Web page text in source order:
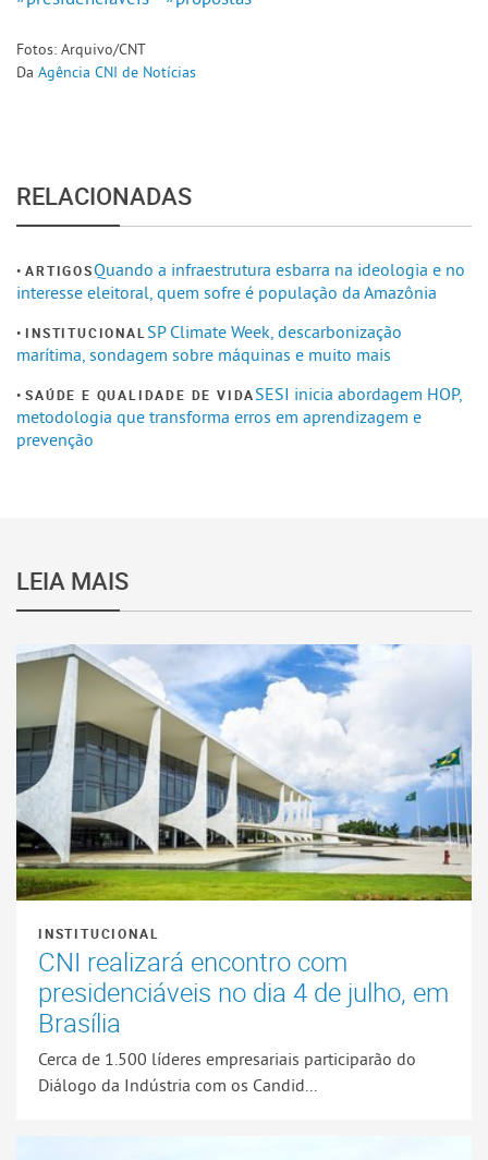
Fotos: Arquivo/CNT
Da Agência CNI de Notícias
RELACIONADAS
ARTIGOSQuando a infraestrutura esbarra na ideologia e no
interesse eleitoral, quem sofre é população da Amazônia
INSTITUCIONAL SP Climate Week, descarbonização
marítima, sondagem sobre máquinas e muito mais
SAÚDE E QUALIDADE DE VIDASESI inicia abordagem HOP,
metodologia que transforma erros em aprendizagem e
prevenção
LEIA MAIS
INSTITUCIONAL
CNI realizará encontro com
presidenciáveis no dia 4 de julho, em
Brasília
Cerca de 1.500 líderes empresariais participarão do
Diálogo da Indústria com os Candid...